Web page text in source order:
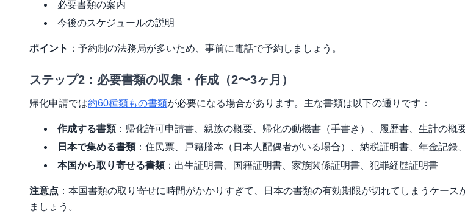
必要書類の案内
今後のスケジュールの説明
ポイント ：予約制の法務局が多いため、事前に電話で予約しましょう。
ステップ2：必要書類の収集・作成（2〜3ヶ月）
帰化申請では約60種類もの書類が必要になる場合があります。主な書類は以下の通りです：
作成する書類：帰化許可申請書、親族の概要、帰化の動機書（手書き）、履歴書、生計の概
日本で集める書類：住民票、戸籍謄本（日本人配偶者がいる場合）、納税証明書、年金記録
本国から取り寄せる書類：出生証明書、国籍証明書、家族関係証明書、犯罪経歴証明書
注意点 ：本国書類の取り寄せに時間がかかりすぎて、日本の書類の有効期限が切れてしまうケース
ましょう。